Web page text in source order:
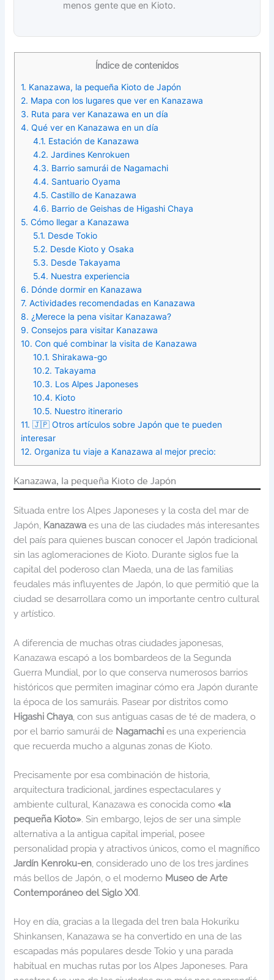
menos gente que en Kioto.
Índice de contenidos
1. Kanazawa, la pequeña Kioto de Japón
2. Mapa con los lugares que ver en Kanazawa
3. Ruta para ver Kanazawa en un día
4. Qué ver en Kanazawa en un día
4.1. Estación de Kanazawa
4.2. Jardines Kenrokuen
4.3. Barrio samurái de Nagamachi
4.4. Santuario Oyama
4.5. Castillo de Kanazawa
4.6. Barrio de Geishas de Higashi Chaya
5. Cómo llegar a Kanazawa
5.1. Desde Tokio
5.2. Desde Kioto y Osaka
5.3. Desde Takayama
5.4. Nuestra experiencia
6. Dónde dormir en Kanazawa
7. Actividades recomendadas en Kanazawa
8. ¿Merece la pena visitar Kanazawa?
9. Consejos para visitar Kanazawa
10. Con qué combinar la visita de Kanazawa
10.1. Shirakawa-go
10.2. Takayama
10.3. Los Alpes Japoneses
10.4. Kioto
10.5. Nuestro itinerario
11. 🇯🇵 Otros artículos sobre Japón que te pueden
interesar
12. Organiza tu viaje a Kanazawa al mejor precio:
Kanazawa, la pequeña Kioto de Japón
Situada entre los Alpes Japoneses y la costa del mar de
Japón, Kanazawa es una de las ciudades más interesantes
del país para quienes buscan conocer el Japón tradicional
sin las aglomeraciones de Kioto. Durante siglos fue la
capital del poderoso clan Maeda, una de las familias
feudales más influyentes de Japón, lo que permitió que la
ciudad se desarrollara como un importante centro cultural
y artístico.
A diferencia de muchas otras ciudades japonesas,
Kanazawa escapó a los bombardeos de la Segunda
Guerra Mundial, por lo que conserva numerosos barrios
históricos que permiten imaginar cómo era Japón durante
la época de los samuráis. Pasear por distritos como
Higashi Chaya , con sus antiguas casas de té de madera, o
por el barrio samurái de Nagamachi es una experiencia
que recuerda mucho a algunas zonas de Kioto.
Precisamente por esa combinación de historia,
arquitectura tradicional, jardines espectaculares y
ambiente cultural, Kanazawa es conocida como«la
pequeña Kioto». Sin embargo, lejos de ser una simple
alternativa a la antigua capital imperial, posee
personalidad propia y atractivos únicos, como el magnífico
Jardín Kenroku-en , considerado uno de los tres jardines
más bellos de Japón, o el moderno Museo de Arte
Contemporáneo del Siglo XXI.
Hoy en día, gracias a la llegada del tren bala Hokuriku
Shinkansen, Kanazawa se ha convertido en una de las
escapadas más populares desde Tokio y una parada
habitual en muchas rutas por los Alpes Japoneses. Para